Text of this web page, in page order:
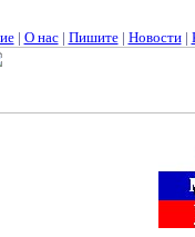
| О нас| Пишите| Новости|